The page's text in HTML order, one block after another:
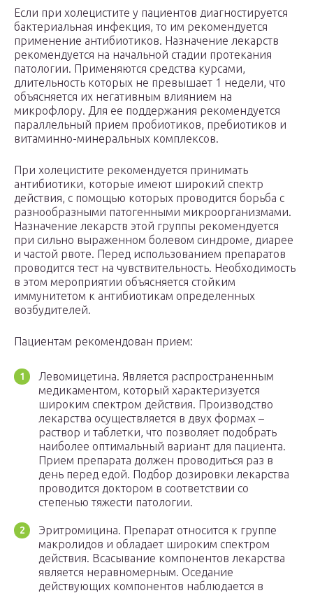
Если при холецистите у пациентов диагностируется
бактериальная инфекция, то им рекомендуется
применение антибиотиков. Назначение лекарств
рекомендуется на начальной стадии протекания
патологии. Применяются средства курсами,
длительность которых не превышает 1 недели, что
объясняется их негативным влиянием на
микрофлору. Для ее поддержания рекомендуется
параллельный прием пробиотиков, пребиотиков и
витаминно-минеральных комплексов.
При холецистите рекомендуется принимать
антибиотики, которые имеют широкий спектр
действия, с помощью которых проводится борьба с
разнообразными патогенными микроорганизмами.
Назначение лекарств этой группы рекомендуется
при сильно выраженном болевом синдроме, диарее
и частой рвоте. Перед использованием препаратов
проводится тест на чувствительность. Необходимость
в этом мероприятии объясняется стойким
иммунитетом к антибиотикам определенных
возбудителей.
Пациентам рекомендован прием:
Левомицетина. Является распространенным
медикаментом, который характеризуется
широким спектром действия. Производство
лекарства осуществляется в двух формах –
раствор и таблетки, что позволяет подобрать
наиболее оптимальный вариант для пациента.
Прием препарата должен проводиться раз в
день перед едой. Подбор дозировки лекарства
проводится доктором в соответствии со
степенью тяжести патологии.
Эритромицина. Препарат относится к группе
макролидов и обладает широким спектром
действия. Всасывание компонентов лекарства
является неравномерным. Оседание
действующих компонентов наблюдается в